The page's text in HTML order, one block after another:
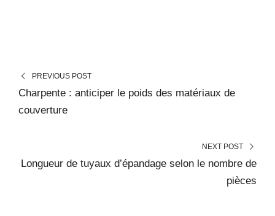
PREVIOUS POST
Charpente : anticiper le poids des matériaux de
couverture
NEXT POST
Longueur de tuyaux d’épandage selon le nombre de
pièces